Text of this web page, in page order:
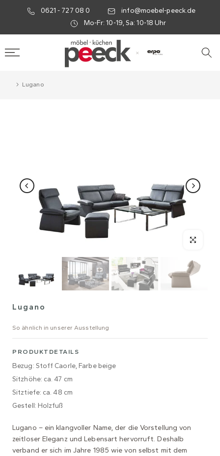
0621 - 727 08 0
info@moebel-peeck.de
Mo-Fr: 10-19, Sa: 10-18 Uhr
×
Lugano
Lugano
So ähnlich in unserer Ausstellung
PRODUKTDETAILS
Bezug: Stoff Caorle, Farbe beige
Sitzhöhe: ca. 47 cm
Sitztiefe: ca. 48 cm
Gestell: Holzfuß
Lugano – ein klangvoller Name, der die Vorstellung von
zeitloser Eleganz und Lebensart hervorruft. Deshalb
verband er sich im Jahre 1985 wie von selbst mit dem